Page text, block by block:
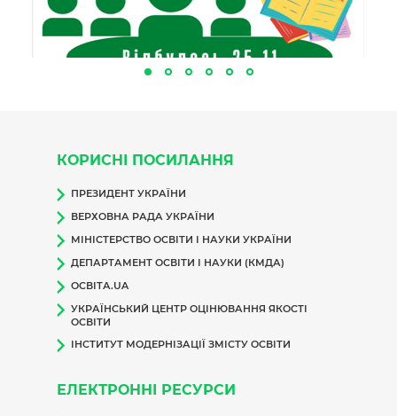
КОРИСНІ ПОСИЛАННЯ
ПРЕЗИДЕНТ УКРАЇНИ
ВЕРХОВНА РАДА УКРАЇНИ
МІНІСТЕРСТВО ОСВІТИ І НАУКИ УКРАЇНИ
ДЕПАРТАМЕНТ ОСВІТИ І НАУКИ (КМДА)
ОСВІТА.UA
УКРАЇНСЬКИЙ ЦЕНТР ОЦІНЮВАННЯ ЯКОСТІ
ОСВІТИ
ІНСТИТУТ МОДЕРНІЗАЦІЇ ЗМІСТУ ОСВІТИ
ЕЛЕКТРОННІ РЕСУРСИ